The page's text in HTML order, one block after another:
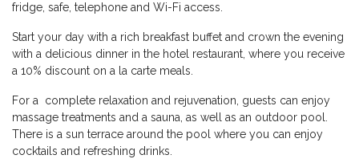
fridge, safe, telephone and Wi-Fi access.
Start your day with a rich breakfast buffet and crown the evening
with a delicious dinner in the hotel restaurant, where you receive
a 10% discount on a la carte meals.
For a complete relaxation and rejuvenation, guests can enjoy
massage treatments and a sauna, as well as an outdoor pool.
There is a sun terrace around the pool where you can enjoy
cocktails and refreshing drinks.